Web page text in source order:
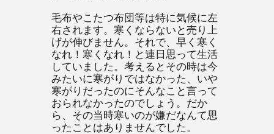
毛布やこたつ布団等は特に気候に左
右されます。寒くならないと売り上
げが伸びません。それで、早く寒く
なれ！寒くなれ！と連日思って生活
していました。考えるとその時は今
みたいに寒がりではなかった、いや
寒がりだったのにそんなこと言って
おられなかったのでしょう。だか
ら、その当時寒いのが嫌だなんて思
ったことはありませんでした。